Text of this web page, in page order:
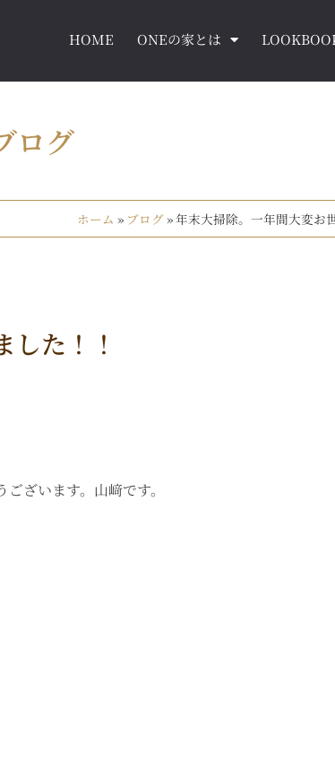
HOME ONEの家とは
ログ
ホーム » ブログ»年末大掃除。一年間大変お
た！！
ざいます。山﨑です。